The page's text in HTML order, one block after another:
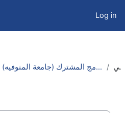
Log in
تكنولوجيا المعلومات - البرنامج المشترك (جامعة المنوفيه)